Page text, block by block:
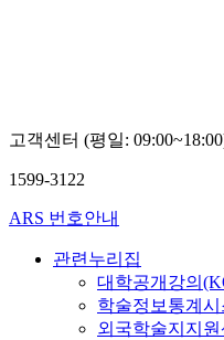
고객센터 (평일:
1599-3122
ARS 번호안내
관련누리집
대학공개강의
학술정보통계
외국학술지지